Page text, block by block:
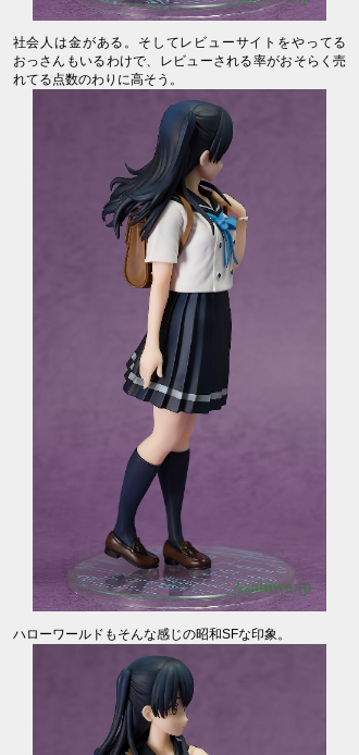
社会人は金がある。そしてレビューサイトをやってる
おっさんもいるわけで、レビューされる率がおそらく売
れてる点数のわりに高そう。
ハローワールドもそんな感じの昭和SFな印象。